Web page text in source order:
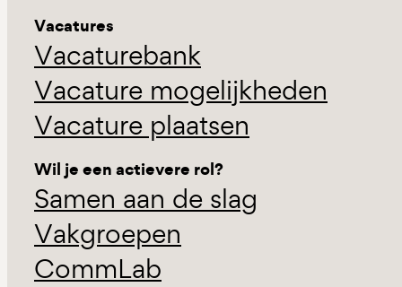
Vacatures
Vacaturebank
Vacature mogelijkheden
Vacature plaatsen
Wil je een actievere rol?
Samen aan de slag
Vakgroepen
CommLab